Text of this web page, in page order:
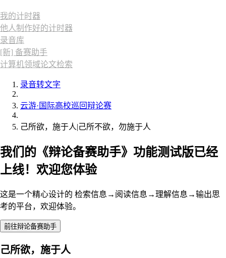
我的计时器
他人制作好的计时器
录音库
[新] 备赛助手
计算机领域论文检索
录音转文字
云游·国际高校巡回辩论赛
己所欲，施于人|己所不欲，勿施于人
我们的《辩论备赛助手》功能测试版已经
上线！欢迎您体验
这是一个精心设计的 检索信息→阅读信息→理解信息→输出思
考的平台，欢迎体验。
前往辩论备赛助手
己所欲，施于人